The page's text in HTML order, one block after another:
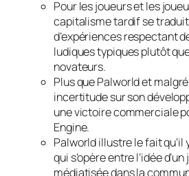
Pour les joueurs et les
capitalisme tardif se
d’expériences respectant
ludiques typiques plutôt
novateurs.
Plus quePalworldet
incertitude sur son
une victoire commerciale
Engine.
Palworldillustre le fait qu’il
qui s’opère entre l’idée
médiatisée dans la